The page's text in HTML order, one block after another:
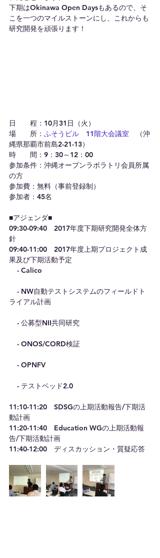
下期はOkinawa Open Daysもあるので、そ
こを一つのマイルストーンにし、これからも
研究開発を頑張ります！
日　　程：10月31日（火）
場　　所： ふそうビル　11階大会議室 （沖
縄県那覇市前島2-21-13）
時　　間：9：30～12：00
参加条件：沖縄オープンラボラトリ会員所属
の方
参加費：無料（事前登録制）
参加者：45名
■アジェンダ■
09:30-09:40　2017年度下期研究開発全体方
針
09:40-11:00　2017年度上期プロジェクト成
果及び下期活動予定
    - Calico
ライアル計画
    - 公募型NII共同研究
    - ONOS/CORD検証
    - OPNFV
    - テストベッド2.0
11:10-11:20　SDSGの上期活動報告/下期活
動計画
11:20-11:40　Education WGの上期活動報
告/下期活動計画
11:40-12:00　ディスカッション・質疑応答